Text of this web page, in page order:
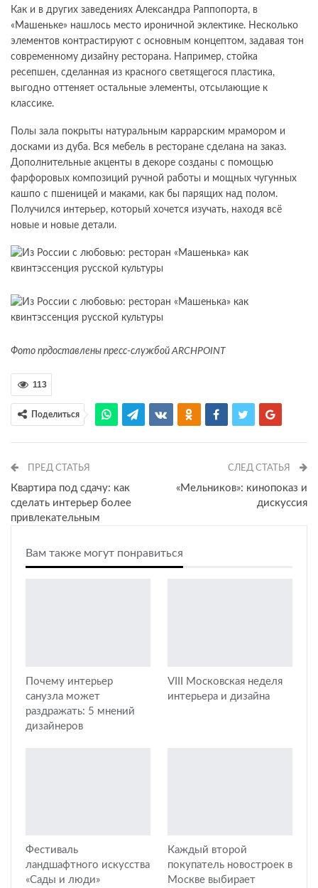
Как и в других заведениях Александра Раппопорта, в
«Машеньке» нашлось место ироничной эклектике. Несколько
элементов контрастируют с основным концептом, задавая тон
современному дизайну ресторана. Например, стойка
ресепшен, сделанная из красного светящегося пластика,
выгодно оттеняет остальные элементы, отсылающие к
классике.
Полы зала покрыты натуральным каррарским мрамором и
досками из дуба. Вся мебель в ресторане сделана на заказ.
Дополнительные акценты в декоре созданы с помощью
фарфоровых композиций ручной работы и мощных чугунных
кашпо с пшеницей и маками, как бы парящих над полом.
Получился интерьер, который хочется изучать, находя всё
новые и новые детали.
Фото прдоставлены пресс-службой ARCHPOINT
113
Поделиться
ПРЕД СТАТЬЯ
Квартира под сдачу: как
сделать интерьер более
привлекательным
СЛЕД СТАТЬЯ
«Мельников»: кинопоказ и
дискуссия
Вам также могут понравиться
Почему интерьер
санузла может
раздражать: 5 мнений
дизайнеров
VIII Московская неделя
интерьера и дизайна
Фестиваль
ландшафтного искусства
«Сады и люди»
Каждый второй
покупатель новостроек в
Москве выбирает